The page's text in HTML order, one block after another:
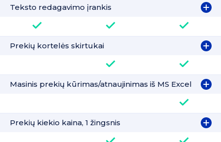
Teksto redagavimo įrankis
Prekių kortelės skirtukai
Masinis prekių kūrimas/atnaujinimas iš MS Excel
Prekių kiekio kaina, 1 žingsnis